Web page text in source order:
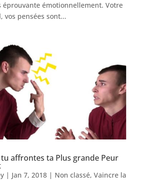
éprouvante émotionnellement. Votre
pensées sont...
tu affrontes ta Plus grande Peur
| Jan 7, 2018| Non classé, Vaincre la